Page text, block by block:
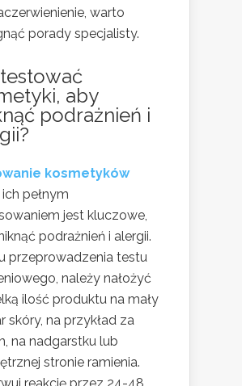
warto
porady specjalisty.
aby
podrażnień i
kosmetyków
pełnym
jest kluczowe,
podrażnień i alergii.
przeprowadzenia testu
należy nałożyć
ilość produktu na mały
skóry, na przykład za
na nadgarstku lub
stronie ramienia.